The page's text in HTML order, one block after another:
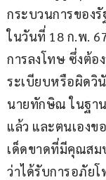
กระบวนการของ
ในวันที่ 18 ก.พ.
การลงโทษ ซึ่งต้อ
ระเบียบหรือผิดวิ
นายทักษิณ ในฐา
แล้ว และตนเอง
เด็ดขาดที่มีคุณสม
ว่าได้รับการอภัย